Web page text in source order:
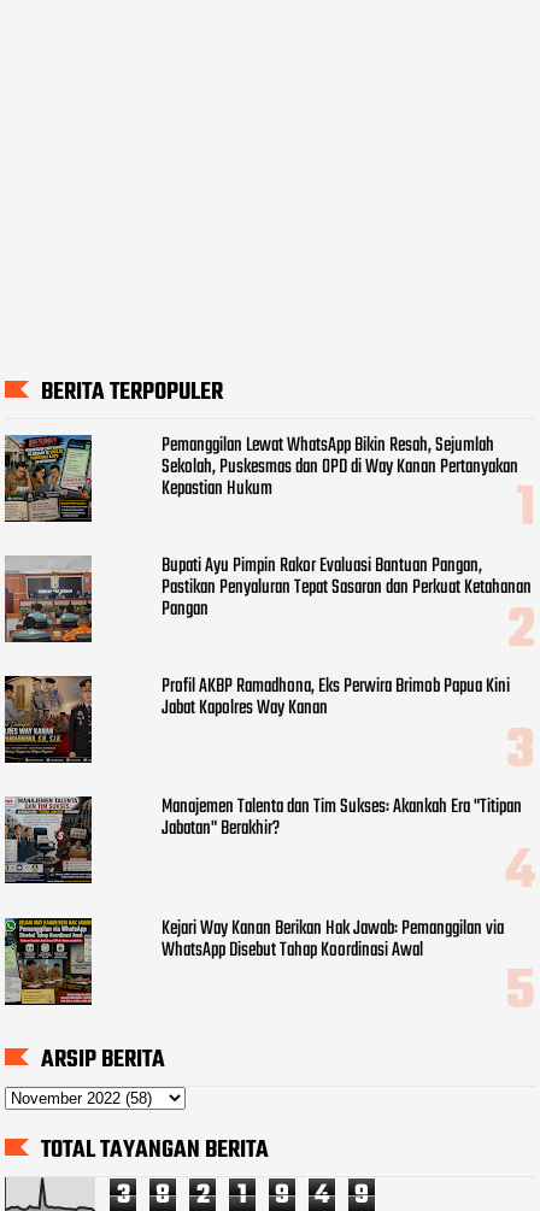
BERITA TERPOPULER
Pemanggilan Lewat WhatsApp Bikin Resah, Sejumlah
Sekolah, Puskesmas dan OPD di Way Kanan Pertanyakan
Kepastian Hukum
Bupati Ayu Pimpin Rakor Evaluasi Bantuan Pangan,
Pastikan Penyaluran Tepat Sasaran dan Perkuat Ketahanan
Pangan
Profil AKBP Ramadhona, Eks Perwira Brimob Papua Kini
Jabat Kapolres Way Kanan
Manajemen Talenta dan Tim Sukses: Akankah Era "Titipan
Jabatan" Berakhir?
Kejari Way Kanan Berikan Hak Jawab: Pemanggilan via
WhatsApp Disebut Tahap Koordinasi Awal
ARSIP BERITA
TOTAL TAYANGAN BERITA
3 8 2 1 9 4 9